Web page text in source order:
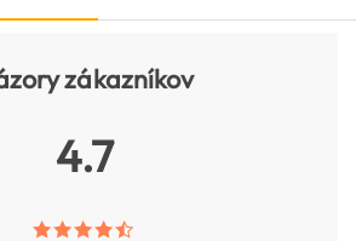
zákazníkov
4.7